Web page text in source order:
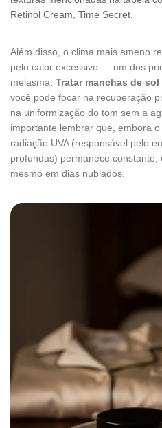
Retinol Cream, Time Secret.
Além disso, o clima mais ameno
pelo calor excessivo — um dos
melasma. Tratar manchas de sol
você pode focar na recuperação
na uniformização do tom sem a
importante lembrar que, embora
radiação UVA (responsável pelo
profundas) permanece
mesmo em dias nublados.